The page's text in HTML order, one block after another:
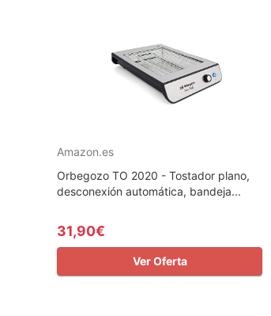
Amazon.es
Orbegozo TO 2020 - Tostador plano,
desconexión automática, bandeja...
31,90€
Ver Oferta